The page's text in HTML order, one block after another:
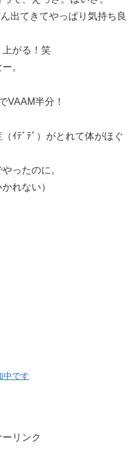
出てきてやっぱり気持ち良
がる！笑
。
VAAM半分！
ｲﾃﾞﾃﾞ）がとれて体がほぐ
ったのに。
れない）
中です
リンク